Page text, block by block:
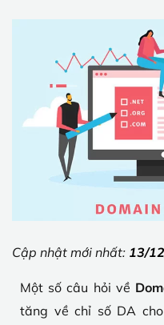
Cập nhật mới nhất: 13/
Một số câu hỏi về
tăng về chỉ số DA